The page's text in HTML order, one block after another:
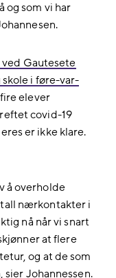
og som vi har
ved Gautesete
i føre-var-
elever
covid-19
er ikke klare.
å overholde
nærkontakter i
nå når vi snart
at flere
og at de som
sier Johannessen.